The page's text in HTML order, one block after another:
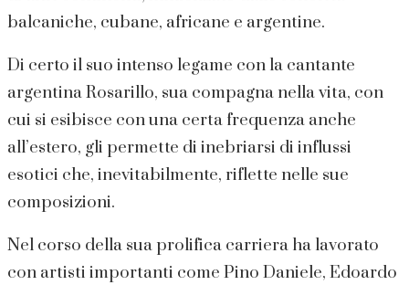
balcaniche, cubane, africane e argentine.
Di certo il suo intenso legame con la cantante
argentina Rosarillo, sua compagna nella vita, con
cui si esibisce con una certa frequenza anche
all’estero, gli permette di inebriarsi di influssi
esotici che, inevitabilmente, riflette nelle sue
composizioni.
Nel corso della sua prolifica carriera ha lavorato
con artisti importanti come Pino Daniele, Edoardo